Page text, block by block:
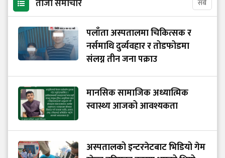
ताजा समाचार सबै
पलाँता अस्पतालमा चिकित्सक र
नर्समाथि दुर्व्यवहार र तोडफोडमा
संलग्न तीन जना पक्राउ
मानसिक सामाजिक अध्यात्मिक
स्वास्थ्य आजको आवश्यकता
अस्पतालको इन्टरनेटबाट भिडियो गेम